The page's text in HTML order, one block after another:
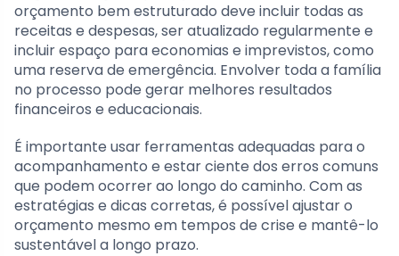
orçamento bem estruturado deve incluir todas as
receitas e despesas, ser atualizado regularmente e
incluir espaço para economias e imprevistos, como
uma reserva de emergência. Envolver toda a família
no processo pode gerar melhores resultados
financeiros e educacionais.
É importante usar ferramentas adequadas para o
acompanhamento e estar ciente dos erros comuns
que podem ocorrer ao longo do caminho. Com as
estratégias e dicas corretas, é possível ajustar o
orçamento mesmo em tempos de crise e mantê-lo
sustentável a longo prazo.